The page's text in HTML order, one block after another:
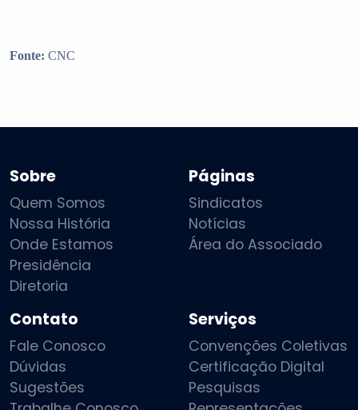
Fonte: CNC
Sobre
Quem Somos
Nossa História
Onde Estamos
Presidência
Diretoria
Páginas
Sindicatos
Notícias
Área do Associado
Contato
Fale Conosco
Dúvidas
Sugestões
Serviços
Convenções Coletivas
Certificação Digital
Pesquisas